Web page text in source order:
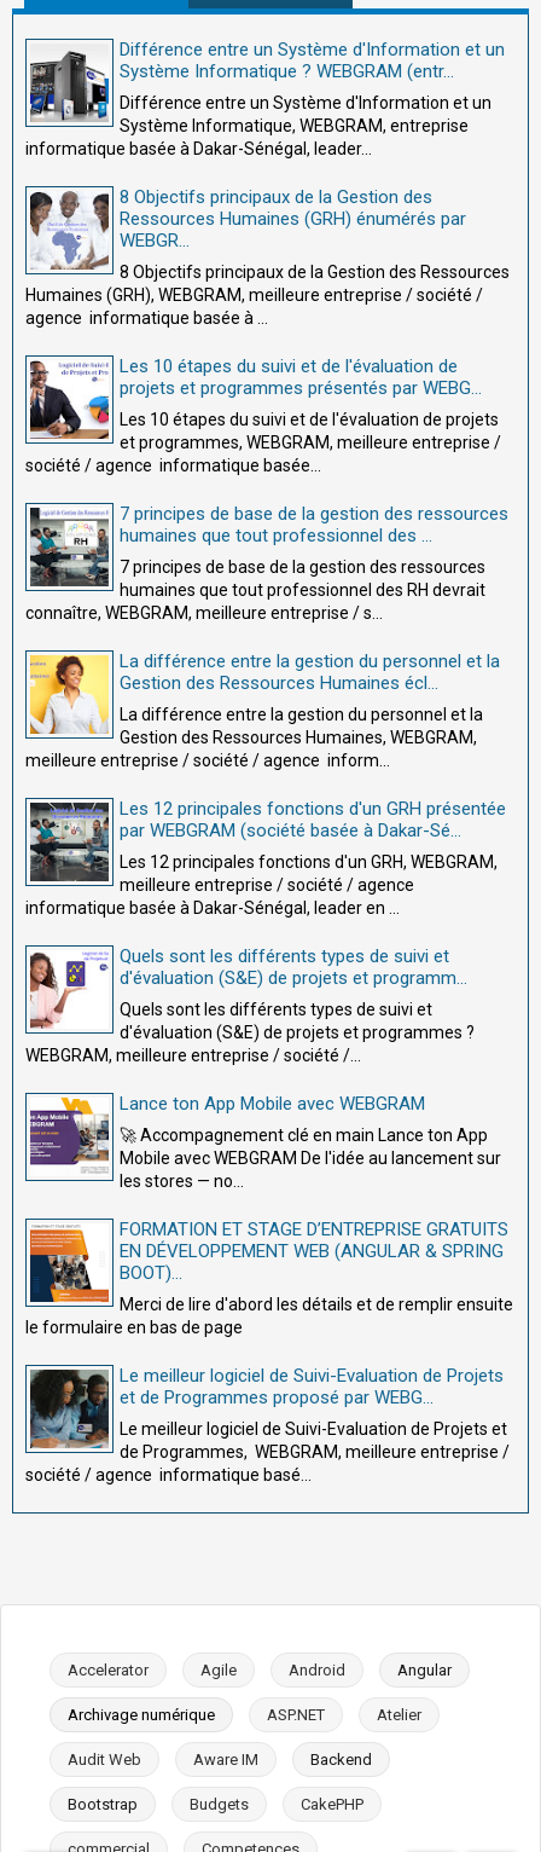
Différence entre un Système d'Information et un
Système Informatique ? WEBGRAM (entr...
Différence entre un Système d'Information et un
Système Informatique, WEBGRAM, entreprise
informatique basée à Dakar-Sénégal, leader...
8 Objectifs principaux de la Gestion des
Ressources Humaines (GRH) énumérés par
WEBGR...
8 Objectifs principaux de la Gestion des Ressources
Humaines (GRH), WEBGRAM, meilleure entreprise / société /
agence informatique basée à ...
Les 10 étapes du suivi et de l'évaluation de
projets et programmes présentés par WEBG...
Les 10 étapes du suivi et de l'évaluation de projets
et programmes, WEBGRAM, meilleure entreprise /
société / agence informatique basée...
7 principes de base de la gestion des ressources
humaines que tout professionnel des ...
7 principes de base de la gestion des ressources
humaines que tout professionnel des RH devrait
connaître, WEBGRAM, meilleure entreprise / s...
La différence entre la gestion du personnel et la
Gestion des Ressources Humaines écl...
La différence entre la gestion du personnel et la
Gestion des Ressources Humaines, WEBGRAM,
meilleure entreprise / société / agence inform...
Les 12 principales fonctions d'un GRH présentée
par WEBGRAM (société basée à Dakar-Sé...
Les 12 principales fonctions d'un GRH, WEBGRAM,
meilleure entreprise / société / agence
informatique basée à Dakar-Sénégal, leader en ...
Quels sont les différents types de suivi et
d'évaluation (S&E) de projets et programm...
Quels sont les différents types de suivi et
d'évaluation (S&E) de projets et programmes ?
WEBGRAM, meilleure entreprise / société /...
Lance ton App Mobile avec WEBGRAM
🚀 Accompagnement clé en main Lance ton App
Mobile avec WEBGRAM De l'idée au lancement sur
les stores — no...
FORMATION ET STAGE D’ENTREPRISE GRATUITS
EN DÉVELOPPEMENT WEB (ANGULAR & SPRING
BOOT)...
Merci de lire d'abord les détails et de remplir ensuite
le formulaire en bas de page
Le meilleur logiciel de Suivi-Evaluation de Projets
et de Programmes proposé par WEBG...
Le meilleur logiciel de Suivi-Evaluation de Projets et
de Programmes, WEBGRAM, meilleure entreprise /
société / agence informatique basé...
Accelerator Agile Android Angular
Archivage numérique ASP.NET Atelier
Audit Web Aware IM Backend
Bootstrap Budgets CakePHP
commercial Competences